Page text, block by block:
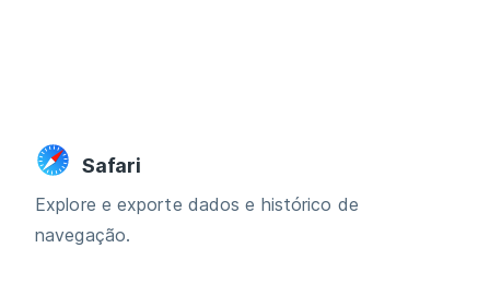
Safari
Explore e exporte dados e histórico de
navegação.